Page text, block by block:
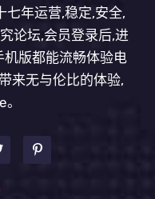
七年运营,稳定,安全,
论坛,会员登录后,进
机版都能流畅体验电
来无与伦比的体验,